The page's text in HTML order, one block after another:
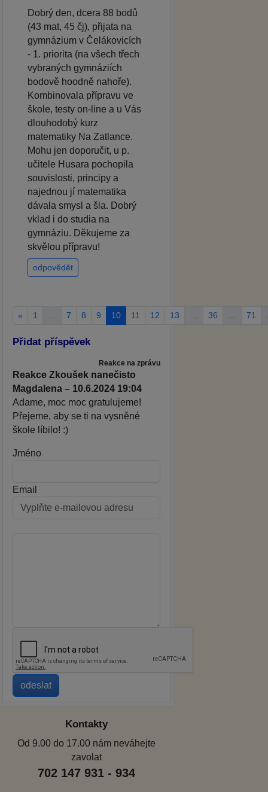
Dobrý den, dcera 88 bodů
(43 mat, 45 čj), přijata na
gymnázium v Čelákovicích
- 1. priorita (na všech třech
vybraných gymnáziích
bodově hoodně nahoře).
Kombinovala přípravu ve
škole, testy on-line a u Vás
dlouhodobý kurz
matematiky Na Zatlance.
Mohu jen doporučit, u p.
učitele Husara pochopila
souvislosti, principy a
najednou jí matematika
dávala smysl a šla. Dobrý
vklad i do studia na
gymnáziu. Děkujeme za
skvělou přípravu!
odpovědět
« 1 7 8 9 10 11 12 13 36 71
Přidat příspěvek
Reakce na zprávu
Reakce Zkoušek nanečisto
Magdalena – 10.6.2024 19:04
Adame, moc moc gratulujeme!
Přejeme, aby se ti na vysněné
škole líbilo! :)
Jméno
Email
Kontakty
Od 9.00 do 17.00 nám neváhejte
zavolat
702 147 931 - 934